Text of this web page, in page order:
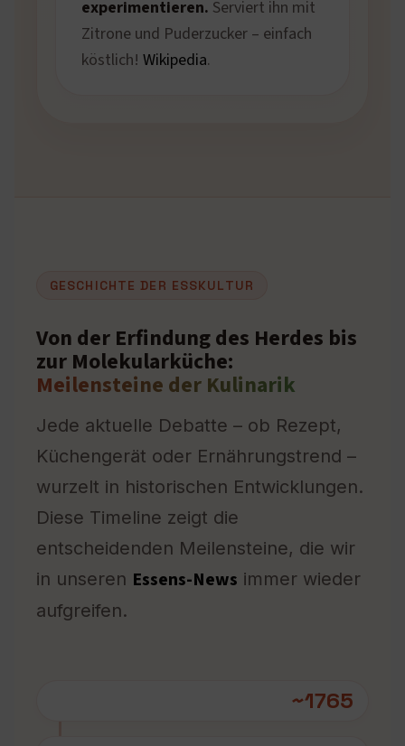
experimentieren. Serviert ihn mit
Zitrone und Puderzucker – einfach
köstlich! Wikipedia.
GESCHICHTE DER ESSKULTUR
Von der Erfindung des Herdes bis
zur Molekularküche:
Meilensteine der Kulinarik
Jede aktuelle Debatte – ob Rezept,
Küchengerät oder Ernährungstrend –
wurzelt in historischen Entwicklungen.
Diese Timeline zeigt die
entscheidenden Meilensteine, die wir
in unseren Essens-News immer wieder
aufgreifen.
~1765